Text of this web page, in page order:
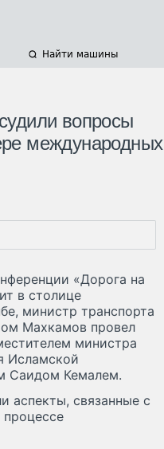
Найти машины
вопросы
международных
«Дорога на
в столице
министр транспорта
Махкамов провел
министра
Исламской
Саидом Кемалем.
аспекты, связанные с
процессе